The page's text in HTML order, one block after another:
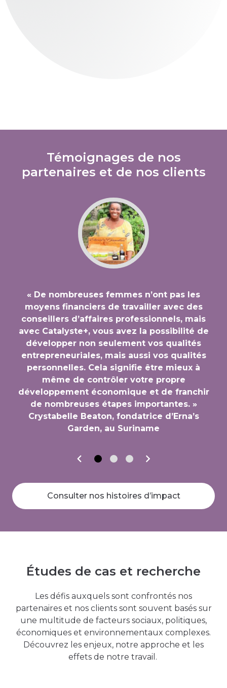
Témoignages de nos
partenaires et de nos clients
« De nombreuses femmes n’ont pas les
moyens financiers de travailler avec des
conseillers d’affaires professionnels, mais
avec Catalyste+, vous avez la possibilité de
développer non seulement vos qualités
entrepreneuriales, mais aussi vos qualités
personnelles. Cela signifie être mieux à
même de contrôler votre propre
développement économique et de franchir
de nombreuses étapes importantes. »
Crystabelle Beaton, fondatrice d’Erna’s
Garden, au Suriname
Consulter nos histoires d’impact
Études de cas et recherche
Les défis auxquels sont confrontés nos
partenaires et nos clients sont souvent basés sur
une multitude de facteurs sociaux, politiques,
économiques et environnementaux complexes.
Découvrez les enjeux, notre approche et les
effets de notre travail.